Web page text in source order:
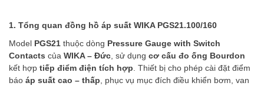
1. Tổng quan đồng hồ áp suất WIKA PGS21.100/160
Model PGS21 thuộc dòng Pressure Gauge with Switch
Contacts của WIKA – Đức , sử dụng cơ cấu đo ống Bourdon
kết hợp tiếp điểm điện tích hợp . Thiết bị cho phép cài đặt điểm
báo áp suất cao – thấp , phục vụ mục đích điều khiển bơm, van